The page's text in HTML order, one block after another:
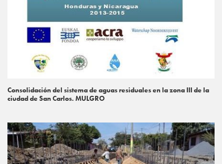
Consolidación del sistema de aguas residuales en la zona III de la
ciudad de San Carlos. MULGRO